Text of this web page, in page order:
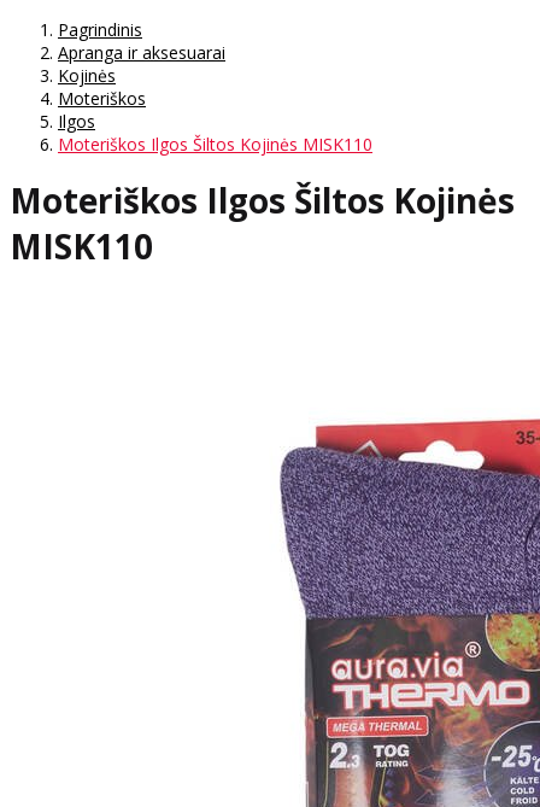
Pagrindinis
Apranga ir aksesuarai
Kojinės
Moteriškos
Ilgos
Moteriškos Ilgos Šiltos Kojinės MISK110
Moteriškos Ilgos Šiltos Kojinės
MISK110